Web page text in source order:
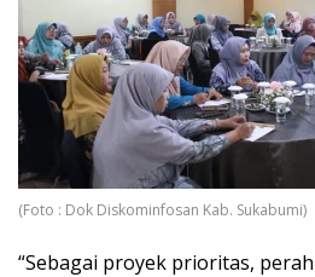
(Foto : Dok Diskominfosan Kab. Sukabumi)
“Sebagai proyek prioritas,